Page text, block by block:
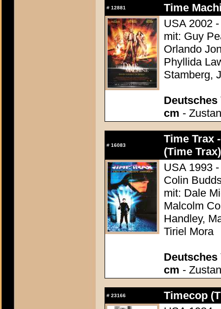
# 12881
Time
USA 2002
mit: Guy
Orlando
Phyllida
Stamberg,
Deutsches
cm -
# 16083
Time Trax
(Time Trax)
USA 1993
Colin
mit: Dale
Malcolm
Handley,
Tiriel Mora
Deutsches
cm -
# 23166
Timecop